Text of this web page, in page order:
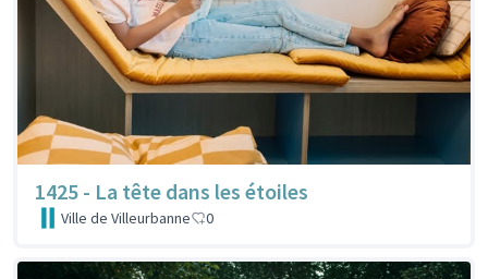
1425 - La tête dans les étoiles
Ville de Villeurbanne 0